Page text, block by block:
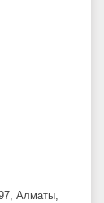
Алматы,